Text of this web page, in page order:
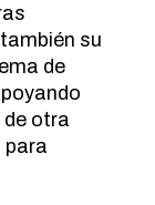
su
de
otra
para